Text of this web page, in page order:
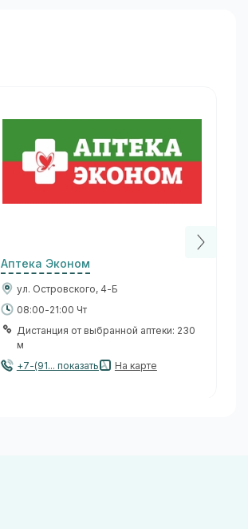
Аптека Эконом
ул. Островского, 4-Б
08:00-21:00 Чт
Дистанция от выбранной аптеки: 230
м
+7-(91... показать
На карте